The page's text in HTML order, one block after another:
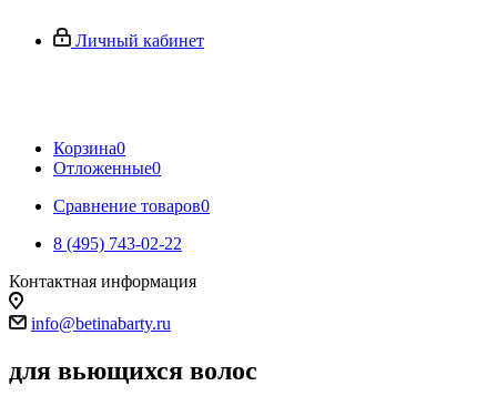
Личный кабинет
Корзина0
Отложенные0
Сравнение товаров0
8 (495) 743-02-22
Контактная информация
info@betinabarty.ru
для вьющихся волос